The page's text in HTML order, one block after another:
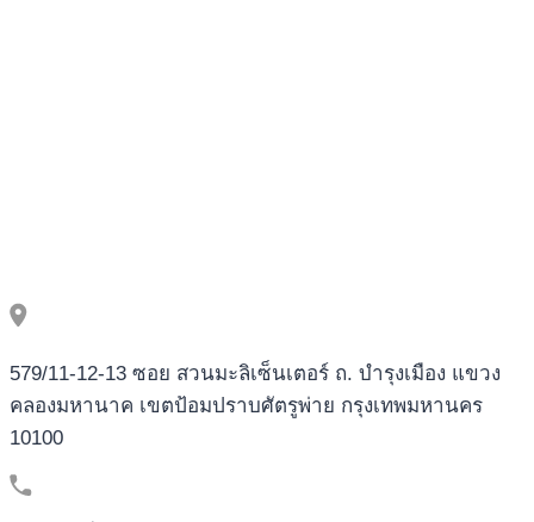
579/11-12-13 ซอย สวนมะลิเซ็นเตอร์ ถ. บำรุงเมือง แขวง
คลองมหานาค เขตป้อมปราบศัตรูพ่าย กรุงเทพมหานคร
10100